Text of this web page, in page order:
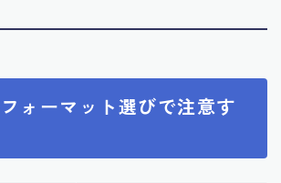
ォーマット選びで注意す